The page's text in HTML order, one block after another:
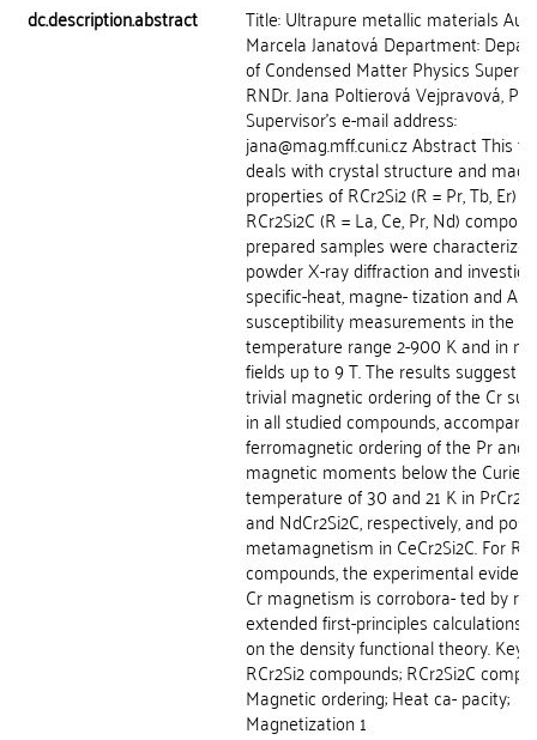
dc.description.abstract
Title: Ultrapure metallic materials
Marcela Janatová Department:
of Condensed Matter Physics
RNDr. Jana Poltierová Vejpravová,
Supervisor's e-mail address:
jana@mag.mff.cuni.cz Abstract This
deals with crystal structure and
properties of RCr2Si2 (R = Pr, Tb, Er)
RCr2Si2C (R = La, Ce, Pr, Nd)
prepared samples were
powder X-ray diffraction and
specific-heat, magne- tization and AC-
susceptibility measurements in the
temperature range 2-900 K and in
fields up to 9 T. The results suggest
trivial magnetic ordering of the Cr
in all studied compounds,
ferromagnetic ordering of the Pr and
magnetic moments below the Curie
temperature of 30 and 21 K in
and NdCr2Si2C, respectively, and
metamagnetism in CeCr2Si2C. For
compounds, the experimental
Cr magnetism is corrobora- ted by
extended first-principles calculations
on the density functional theory.
RCr2Si2 compounds; RCr2Si2C
Magnetic ordering; Heat ca- pacity;
Magnetization 1